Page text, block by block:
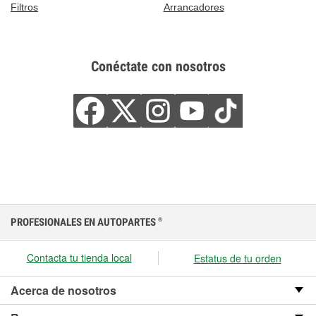
Filtros
Arrancadores
Conéctate con nosotros
PROFESIONALES EN AUTOPARTES ®
Contacta tu tienda local Estatus de tu orden
Acerca de nosotros